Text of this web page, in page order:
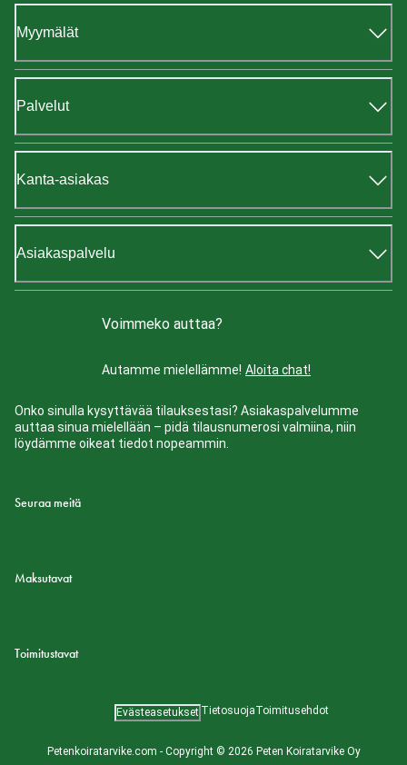
Myymälät
Palvelut
Kanta-asiakas
Asiakaspalvelu
Voimmeko auttaa?
Autamme mielellämme! Aloita chat!
Onko sinulla kysyttävää tilauksestasi? Asiakaspalvelumme
auttaa sinua mielellään – pidä tilausnumerosi valmiina, niin
löydämme oikeat tiedot nopeammin.
Seuraa meitä
Maksutavat
Toimitustavat
Petenkoiratarvike.com - Copyright © 2026 Peten Koiratarvike Oy
Evästeasetukset TietosuojaToimitusehdot